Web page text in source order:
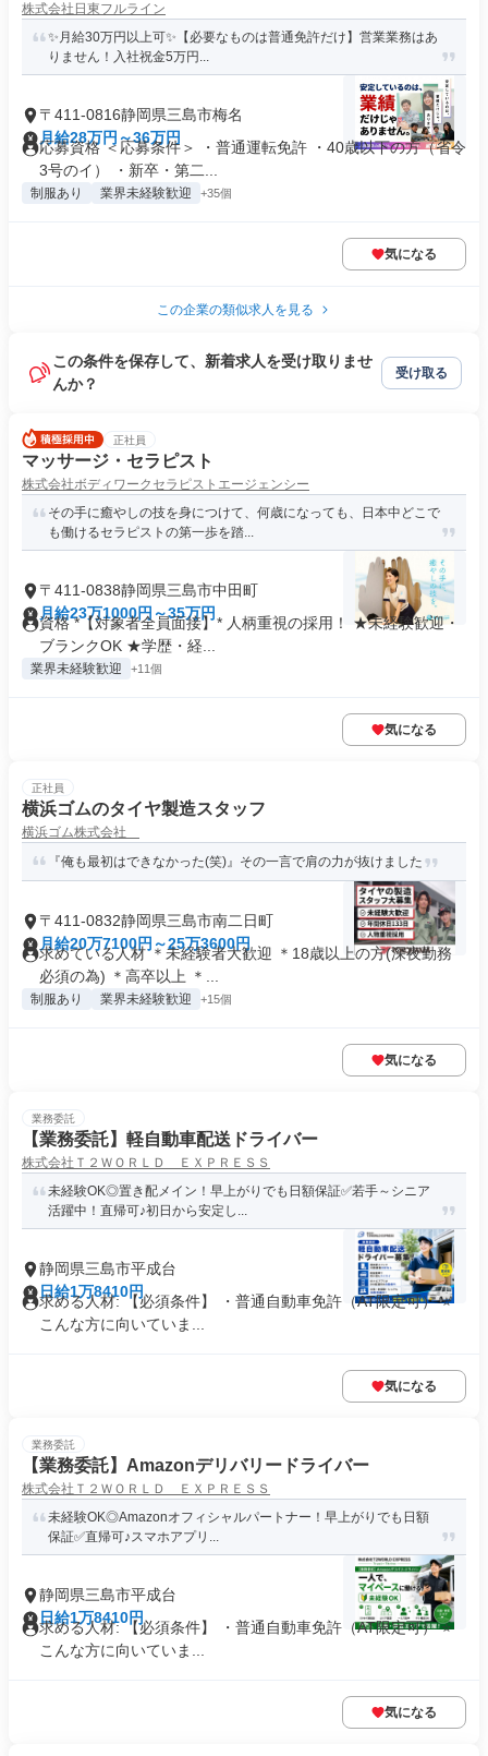
株式会社日東フルライン
✨️月給30万円以上可✨️【必要なものは普通免許だけ】営業業務はあ
りません！入社祝金5万円...
〒411-0816静岡県三島市梅名
月給28万円～36万円
応募資格 ＜応募条件＞ ・普通運転免許 ・40歳以下の方（省令
3号のイ） ・新卒・第二...
制服あり 業界未経験歓迎 +35個
気になる
この企業の類似求人を見る
この条件を保存して、新着求人を受け取りませ
んか？
受け取る
正社員
マッサージ・セラピスト
株式会社ボディワークセラピストエージェンシー
その手に癒やしの技を身につけて、何歳になっても、日本中どこで
も働けるセラピストの第一歩を踏...
〒411-0838静岡県三島市中田町
月給23万1000円～35万円
資格 *【対象者全員面接】* 人柄重視の採用！ ★未経験歓迎・
ブランクOK ★学歴・経...
業界未経験歓迎 +11個
気になる
正社員
横浜ゴムのタイヤ製造スタッフ
横浜ゴム株式会社
『俺も最初はできなかった(笑)』その一言で肩の力が抜けました
〒411-0832静岡県三島市南二日町
月給20万7100円～25万3600円
求めている人材 ＊未経験者大歓迎 ＊18歳以上の方(深夜勤務
必須の為) ＊高卒以上 ＊...
制服あり 業界未経験歓迎 +15個
気になる
業務委託
【業務委託】軽自動車配送ドライバー
株式会社Ｔ２ＷＯＲＬＤ ＥＸＰＲＥＳＳ
未経験OK◎置き配メイン！早上がりでも日額保証✅若手～シニア
活躍中！直帰可♪初日から安定し...
静岡県三島市平成台
日給1万8410円
求める人材: 【必須条件】 ・普通自動車免許（AT限定可） ⭐
こんな方に向いていま...
気になる
業務委託
【業務委託】Amazonデリバリードライバー
株式会社Ｔ２ＷＯＲＬＤ ＥＸＰＲＥＳＳ
未経験OK◎Amazonオフィシャルパートナー！早上がりでも日額
保証✅直帰可♪スマホアプリ...
静岡県三島市平成台
日給1万8410円
求める人材: 【必須条件】 ・普通自動車免許（AT限定可） ⭐
こんな方に向いていま...
気になる